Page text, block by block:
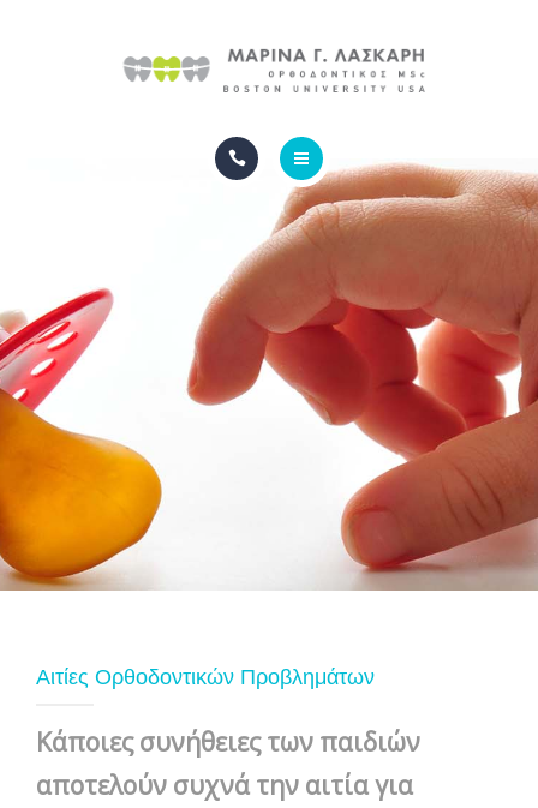
ΦΩΤΟΓΡΑΦΙΕΣ
ΙΑΤΡΕΙΟ
ΦΩΤΟΓΡΑΦΙΕΣ
ΣΥΧΝΕΣ ΕΡΩΤΗΣΕΙΣ
Αιτίες Ορθοδοντικών Προβλημάτων
Κάποιες συνήθειες των παιδιών
αποτελούν συχνά την αιτία για